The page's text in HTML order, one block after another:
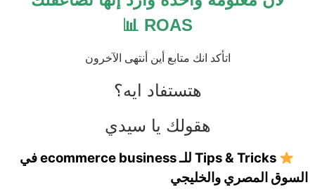
ROAS 📊
اتأكد انك متابع أين أنتهى الآخرون
هتستفاد ايه؟
هقولك يا سيدي
Tips & Tricks للـ ecommerce business في
السوق المصري والخليجي